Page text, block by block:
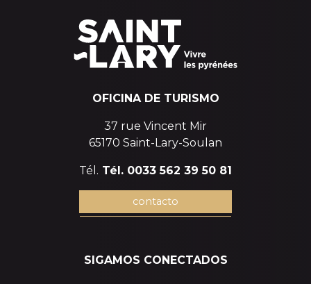
OFICINA DE TURISMO
37 rue Vincent Mir
65170 Saint-Lary-Soulan
Tél. Tél. 0033 562 39 50 81
contacto
SIGAMOS CONECTADOS